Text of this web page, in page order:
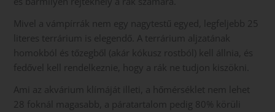
Mivel a vámpírrák nem egy nagytestű egyed, legfeljebb 25
literes terrárium is elegendő. A terrárium aljzatának
homokból és tőzegből (akár kókusz rostból) kell állnia, és
fedővel kell rendelkeznie, hogy a rák ne tudjon kiszökni.
Ami az akvárium klímáját illeti, a hőmérséklet nem lehet
28 foknál magasabb, a páratartalom pedig 80% körüli